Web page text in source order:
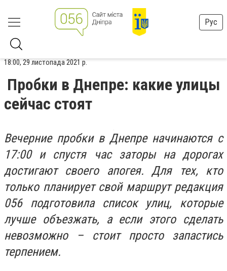
Рус
18:00, 29 листопада 2021 р.
Пробки в Днепре: какие улицы
сейчас стоят
Вечерние пробки в Днепре начинаются с
17:00 и спустя час заторы на дорогах
достигают своего апогея. Для тех, кто
только планирует свой маршрут редакция
056 подготовила список улиц, которые
лучше объезжать, а если этого сделать
невозможно – стоит просто запастись
терпением.